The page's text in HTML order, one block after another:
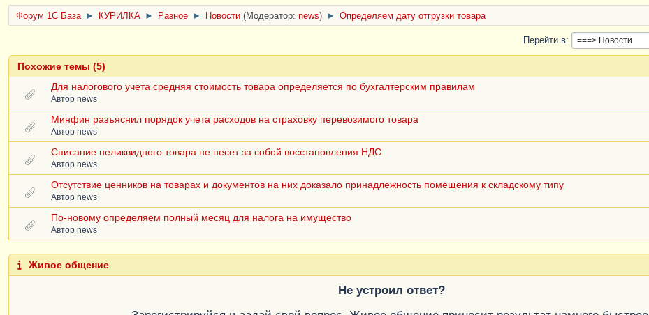
Форум 1C База ► КУРИЛКА ► Разное ► Новости (Модератор: news) ► Определяем дату отгрузки товара
Перейти в
Похожие темы (5)
Для налогового учета средняя стоимость товара определяется по бухгалтерским правилам
Автор news
Минфин разъяснил порядок учета расходов на страховку перевозимого товара
Автор news
Списание неликвидного товара не несет за собой восстановления НДС
Автор news
Отсутствие ценников на товарах и документов на них доказало принадлежность помещения к складскому типу
Автор news
По-новому определяем полный месяц для налога на имущество
Автор news
Живое общение
Не устроил ответ?